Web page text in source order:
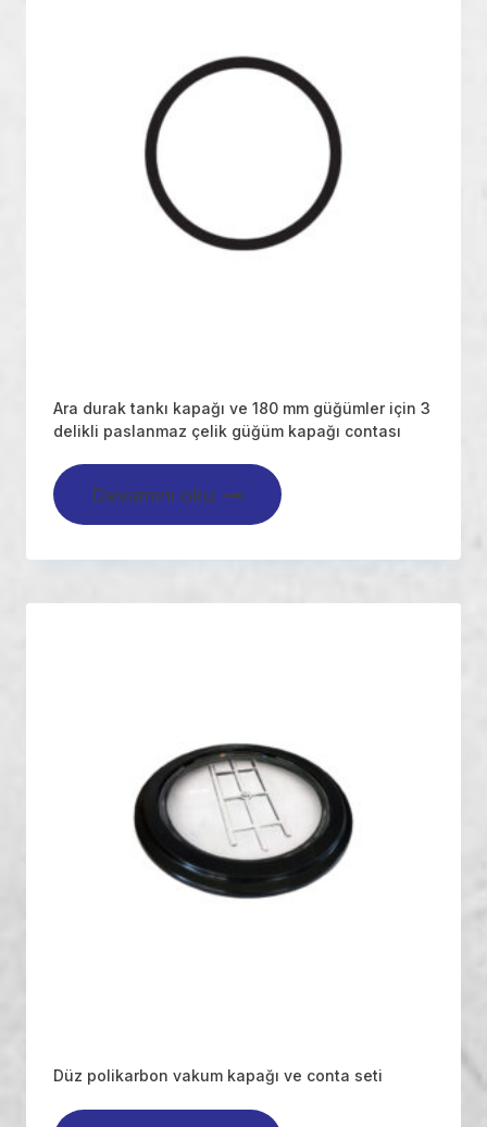
Ara durak tankı kapağı ve 180 mm güğümler için 3
delikli paslanmaz çelik güğüm kapağı contası
Devamını oku
Düz polikarbon vakum kapağı ve conta seti